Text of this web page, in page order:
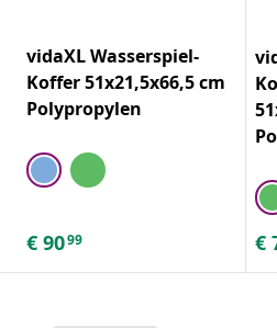
vidaXL Wasserspiel-
Koffer 51x21,5x66,5 cm
Polypropylen
€ 9099 €